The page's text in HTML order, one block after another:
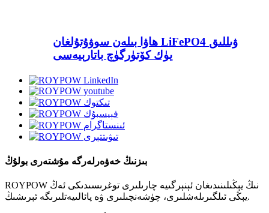
ھاۋا بىلەن سوۋۇتۇلغان LiFePO4 ۋىللىق
يۈك كۆتۈرگۈچ باتارېيەسى
بىزنىڭ خەۋەرلەرگە مۇشتەرى بولۇڭ
ROYPOW نىڭ يېڭىلىنىدىغان ئېنېرگىيە چارىلىرى توغرىسىدىكى ئەڭ
يېڭى ئىلگىرىلەشلىرى، چۈشەنچىلىرى ۋە پائالىيەتلىرىگە ئېرىشىڭ.